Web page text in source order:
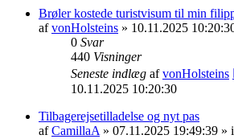
Brøler kostede turistvisum til min
afvonHolsteins » 10.11.2025
0 Svar
440 Visninger
Seneste indlæg afvonHolsteins
10.11.2025 10:20:30
Tilbagerejsetilladelse og nyt pas
afCamillaA » 07.11.2025 19:49:39 » i